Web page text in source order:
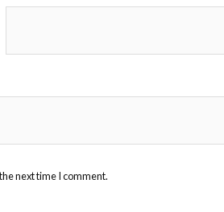
next time I comment.